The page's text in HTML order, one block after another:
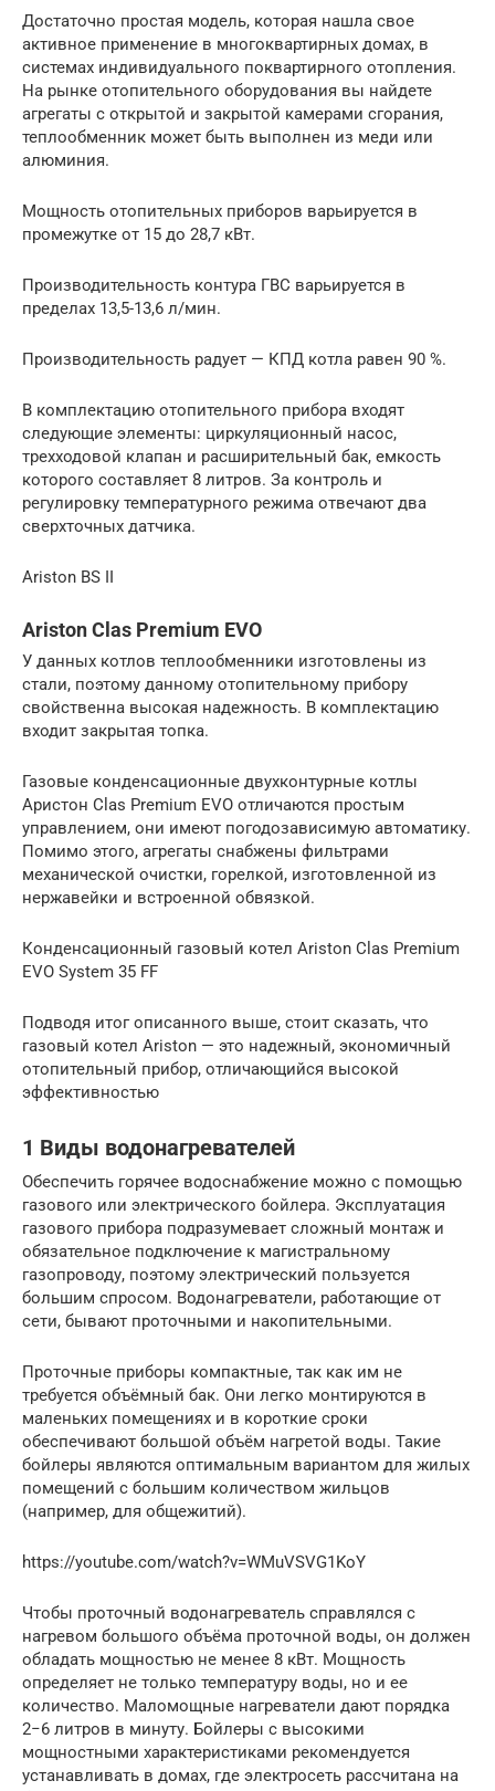
Достаточно простая модель, которая нашла свое
активное применение в многоквартирных домах, в
системах индивидуального поквартирного отопления.
На рынке отопительного оборудования вы найдете
агрегаты с открытой и закрытой камерами сгорания,
теплообменник может быть выполнен из меди или
алюминия.
Мощность отопительных приборов варьируется в
промежутке от 15 до 28,7 кВт.
Производительность контура ГВС варьируется в
пределах 13,5-13,6 л/мин.
Производительность радует — КПД котла равен 90 %.
В комплектацию отопительного прибора входят
следующие элементы: циркуляционный насос,
трехходовой клапан и расширительный бак, емкость
которого составляет 8 литров. За контроль и
регулировку температурного режима отвечают два
сверхточных датчика.
Ariston BS II
Ariston Clas Premium EVO
У данных котлов теплообменники изготовлены из
стали, поэтому данному отопительному прибору
свойственна высокая надежность. В комплектацию
входит закрытая топка.
Газовые конденсационные двухконтурные котлы
Аристон Clas Premium EVO отличаются простым
управлением, они имеют погодозависимую автоматику.
Помимо этого, агрегаты снабжены фильтрами
механической очистки, горелкой, изготовленной из
нержавейки и встроенной обвязкой.
Конденсационный газовый котел Ariston Clas Premium
EVO System 35 FF
Подводя итог описанного выше, стоит сказать, что
газовый котел Ariston — это надежный, экономичный
отопительный прибор, отличающийся высокой
эффективностью
1 Виды водонагревателей
Обеспечить горячее водоснабжение можно с помощью
газового или электрического бойлера. Эксплуатация
газового прибора подразумевает сложный монтаж и
обязательное подключение к магистральному
газопроводу, поэтому электрический пользуется
большим спросом. Водонагреватели, работающие от
сети, бывают проточными и накопительными.
Проточные приборы компактные, так как им не
требуется объёмный бак. Они легко монтируются в
маленьких помещениях и в короткие сроки
обеспечивают большой объём нагретой воды. Такие
бойлеры являются оптимальным вариантом для жилых
помещений с большим количеством жильцов
(например, для общежитий).
https://youtube.com/watch?v=WMuVSVG1KoY
Чтобы проточный водонагреватель справлялся с
нагревом большого объёма проточной воды, он должен
обладать мощностью не менее 8 кВт. Мощность
определяет не только температуру воды, но и ее
количество. Маломощные нагреватели дают порядка
2−6 литров в минуту. Бойлеры с высокими
мощностными характеристиками рекомендуется
устанавливать в домах, где электросеть рассчитана на